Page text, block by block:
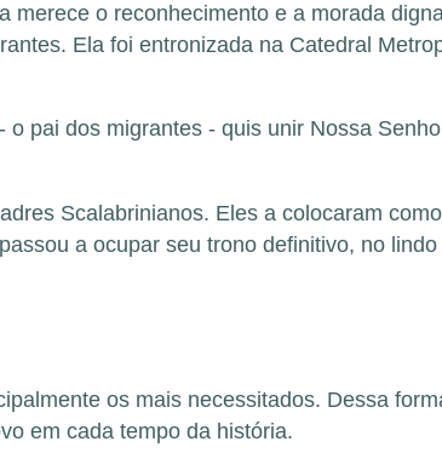
merece o reconhecimento e a morada
Ela foi entronizada na Catedral
pai dos migrantes - quis unir Nossa
Scalabrinianos. Eles a colocaram
a ocupar seu trono definitivo, no
os mais necessitados. Dessa
em cada tempo da história.